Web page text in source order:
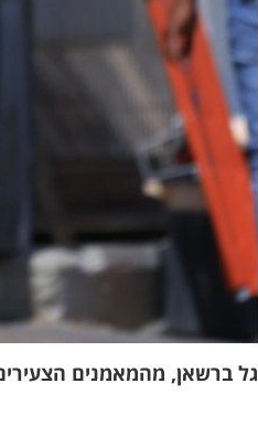
גל ברשאן, מהמאמנים